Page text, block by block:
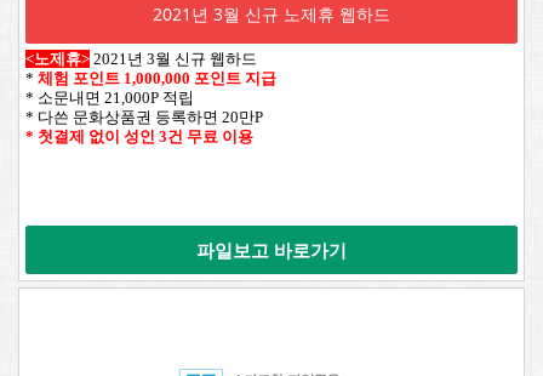
2021년 3월 신규 노제휴 웹하드
<노제휴> 2021년 3월 신규 웹하드
* 체험 포인트 1,000,000 포인트 지급
* 소문내면 21,000P 적립
* 다쓴 문화상품권 등록하면 20만P
* 첫결제 없이 성인 3건 무료 이용
파일보고 바로가기